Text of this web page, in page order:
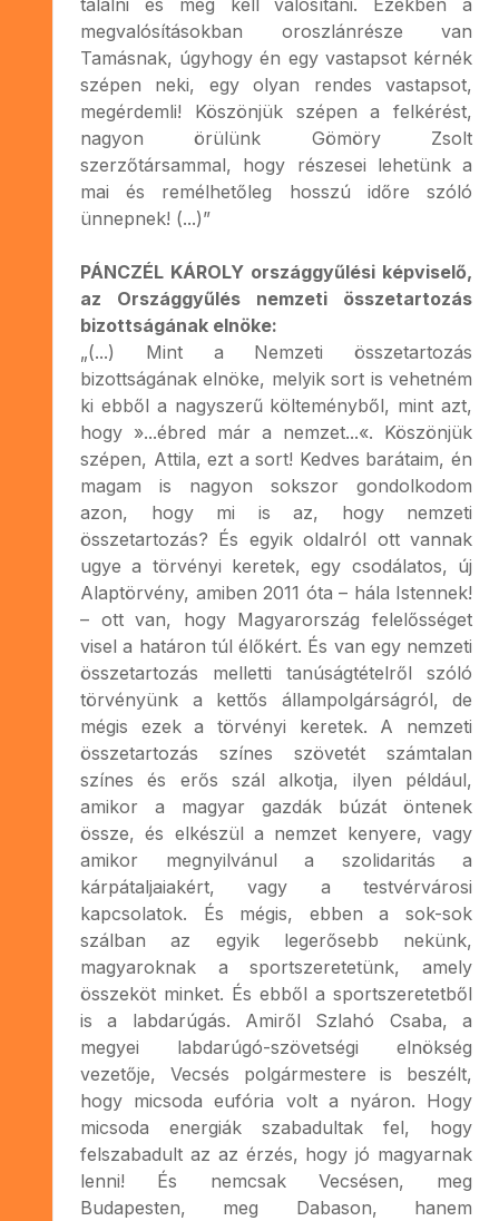
megvalósításokban oroszlánrésze van
Tamásnak, úgyhogy én egy vastapsot kérnék
szépen neki, egy olyan rendes vastapsot,
megérdemli! Köszönjük szépen a felkérést,
nagyon örülünk Gömöry Zsolt
szerzőtársammal, hogy részesei lehetünk a
mai és remélhetőleg hosszú időre szóló
ünnepnek! (...)”
PÁNCZÉL KÁROLY országgyűlési képviselő,
az Országgyűlés nemzeti összetartozás
bizottságának elnöke:
„(...) Mint a Nemzeti összetartozás
bizottságának elnöke, melyik sort is vehetném
ki ebből a nagyszerű költeményből, mint azt,
hogy »...ébred már a nemzet...«. Köszönjük
szépen, Attila, ezt a sort! Kedves barátaim, én
magam is nagyon sokszor gondolkodom
azon, hogy mi is az, hogy nemzeti
összetartozás? És egyik oldalról ott vannak
ugye a törvényi keretek, egy csodálatos, új
Alaptörvény, amiben 2011 óta – hála Istennek!
– ott van, hogy Magyarország felelősséget
visel a határon túl élőkért. És van egy nemzeti
összetartozás melletti tanúságtételről szóló
törvényünk a kettős állampolgárságról, de
mégis ezek a törvényi keretek. A nemzeti
összetartozás színes szövetét számtalan
színes és erős szál alkotja, ilyen például,
amikor a magyar gazdák búzát öntenek
össze, és elkészül a nemzet kenyere, vagy
amikor megnyilvánul a szolidaritás a
kárpátaljaiakért, vagy a testvérvárosi
kapcsolatok. És mégis, ebben a sok-sok
szálban az egyik legerősebb nekünk,
magyaroknak a sportszeretetünk, amely
összeköt minket. És ebből a sportszeretetből
is a labdarúgás. Amiről Szlahó Csaba, a
megyei labdarúgó-szövetségi elnökség
vezetője, Vecsés polgármestere is beszélt,
hogy micsoda eufória volt a nyáron. Hogy
micsoda energiák szabadultak fel, hogy
felszabadult az az érzés, hogy jó magyarnak
lenni! És nemcsak Vecsésen, meg
Budapesten, meg Dabason, hanem